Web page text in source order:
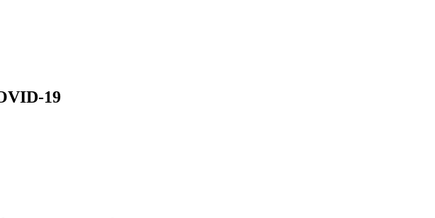
19